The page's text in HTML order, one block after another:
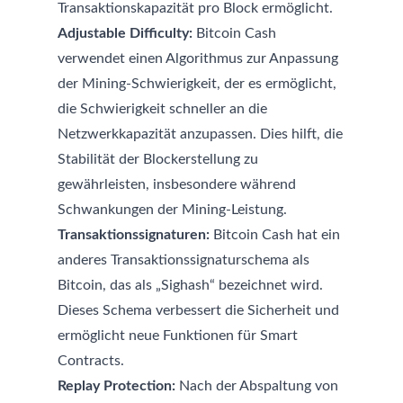
Transaktionskapazität pro Block ermöglicht.
Adjustable Difficulty: Bitcoin Cash
verwendet einen Algorithmus zur Anpassung
der Mining-Schwierigkeit, der es ermöglicht,
die Schwierigkeit schneller an die
Netzwerkkapazität anzupassen. Dies hilft, die
Stabilität der Blockerstellung zu
gewährleisten, insbesondere während
Schwankungen der Mining-Leistung.
Transaktionssignaturen: Bitcoin Cash hat ein
anderes Transaktionssignaturschema als
Bitcoin, das als „Sighash“ bezeichnet wird.
Dieses Schema verbessert die Sicherheit und
ermöglicht neue Funktionen für Smart
Contracts.
Replay Protection: Nach der Abspaltung von